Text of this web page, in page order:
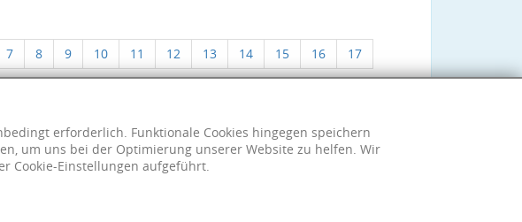
7 8 9 10 11 12 13 14 15 16
17
erforderlich. Funktionale Cookies hingegen speichern
um uns bei der Optimierung unserer Website zu helfen. Wir
Cookie-Einstellungen aufgeführt.